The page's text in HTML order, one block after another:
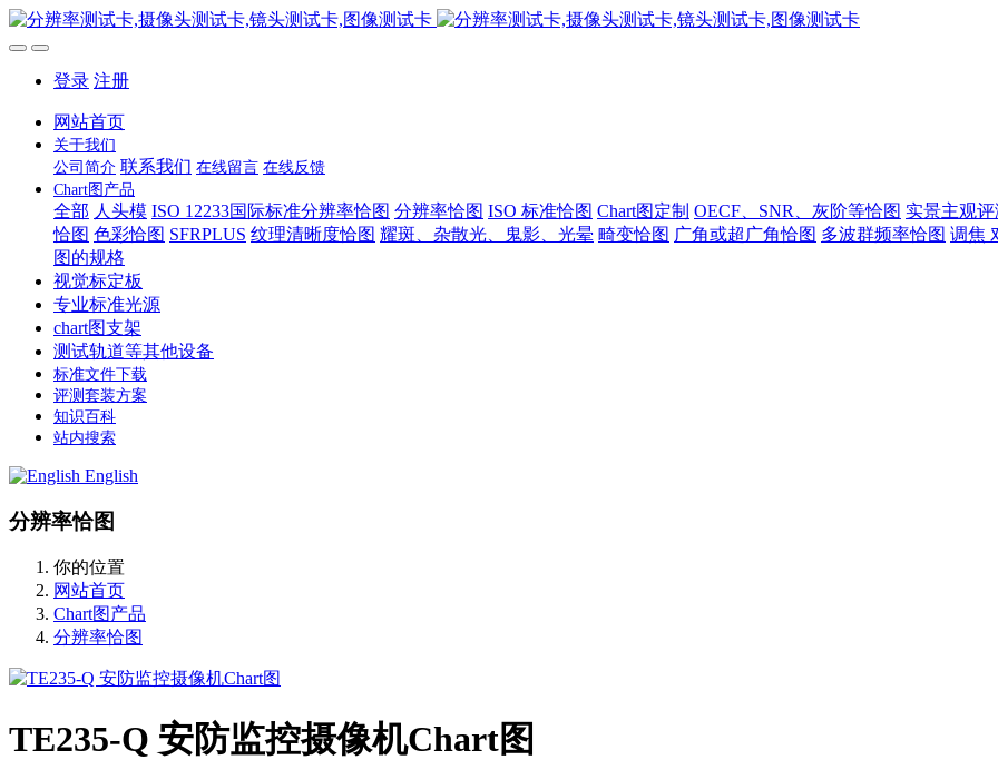
登录 注册
网站首页
关于我们
公司简介 联系我们 在线留言 在线反馈
Chart图产品
全部 人头模 ISO 12233国际标准分辨率恰图 分辨率恰图 ISO 标准恰图 Chart图定制 OECF、SNR、灰阶等恰图 实景主观
恰图 色彩恰图 SFRPLUS 纹理清晰度恰图 耀斑、杂散光、鬼影、光晕 畸变恰图 广角或超广角恰图 多波群频率恰图 调焦
图的规格
视觉标定板
专业标准光源
chart图支架
测试轨道等其他设备
标准文件下载
评测套装方案
知识百科
站内搜索
English
分辨率恰图
你的位置
网站首页
Chart图产品
分辨率恰图
TE235-Q 安防监控摄像机Chart图